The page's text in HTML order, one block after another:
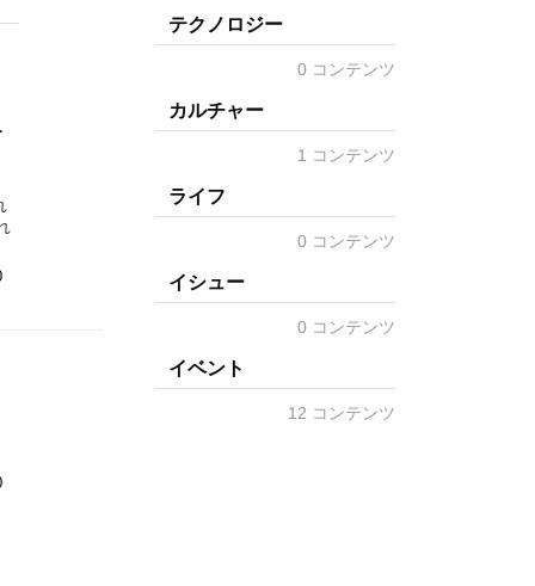
テクノロジー
0 コンテンツ
カルチャー
1 コンテンツ
ライフ
0 コンテンツ
イシュー
0 コンテンツ
イベント
12 コンテンツ